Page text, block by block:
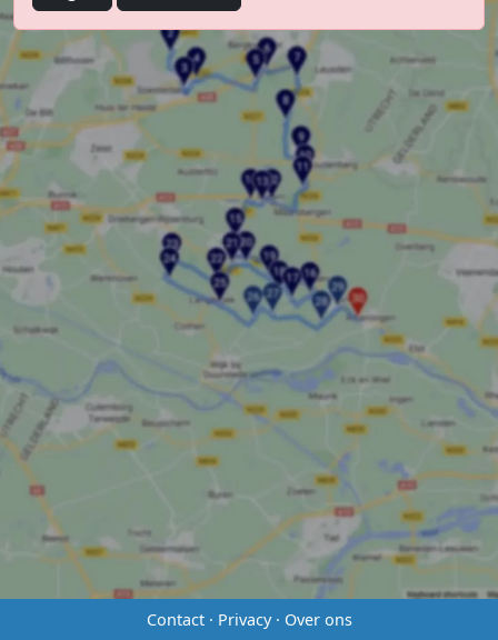
Contact· Privacy· Over ons